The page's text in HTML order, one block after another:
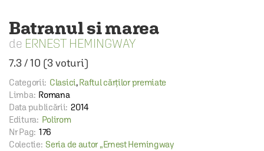
Batranul si marea
ERNEST HEMINGWAY
7.3/10 (3voturi)
Categorii: Clasici,Raftul cărților premiate
Limba: Romana
Data publicării: 2014
Editura: Polirom
Nr Pag: 176
Colectie: Seria de autor „Ernest Hemingway